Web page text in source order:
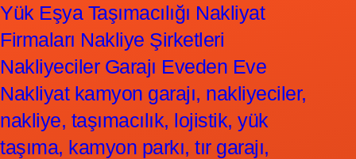
Yük Eşya Taşımacılığı Nakliyat
Firmaları Nakliye Şirketleri
Nakliyeciler Garajı Eveden Eve
Nakliyat kamyon garajı, nakliyeciler,
nakliye, taşımacılık, lojistik, yük
taşıma, kamyon parkı, tır garajı,